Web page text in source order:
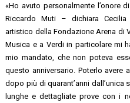
«Ho avuto personalmente l’onore
Riccardo Muti – dichiara Cecilia
artistico della Fondazione Arena di
Musica e a Verdi in particolare mi
mio mandato, che non poteva
questo anniversario. Poterlo
dopo più di quarant’anni dall’unica
lunghe e dettagliate prove con i